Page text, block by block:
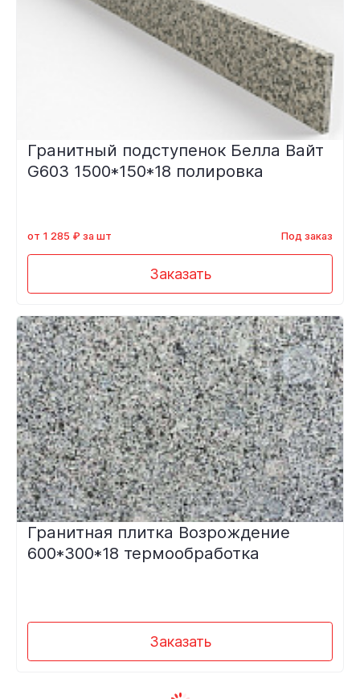
Гранитный подступенок Белла Вайт
G603 1500*150*18 полировка
от 1 285 ₽ за шт Под заказ
Заказать
Гранитная плитка Возрождение
600*300*18 термообработка
Заказать